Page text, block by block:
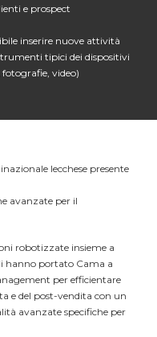
e prospect
inserire nuove attività
tipici dei dispositivi
video)
lecchese presente
avanzate per il
robotizzate insieme a
hanno portato Cama a
per efficientare
e del post-vendita con un
avanzate specifiche per